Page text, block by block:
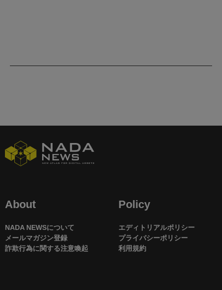
About
NADA NEWSについて
メールマガジン登録
詐欺行為に関する注意喚起
Policy
エディトリアルポリシー
プライバシーポリシー
利用規約